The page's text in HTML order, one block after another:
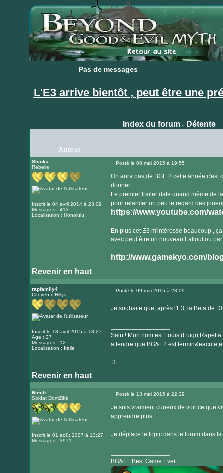
Pas de messages
Pas de messages
L'E3 arrive bientôt , peut être une
Index du forum» Détente
Auteur
Shinka
Rebelle
Inscrit le 04 avril 2014 à 23:09
Messages : 413
Localisation : Honolulu
Posté le 08 mai 2015 à 19:55
On aura pas de BGE 2 cette année c'est
donner
Le premier trailer date quand même de
pour relancer un peu le regard des
https://www.youtube.com/
En plus cet E3 m'intéresse beaucoup ,
avec peut être un nouveau Fallout ou
http://www.gamekyo.com/
Revenir en haut
rapfamily4
Citoyen d'Hillys
Inscrit le 18 avril 2015 à 18:27
Age : 27
Messages : 12
Localisation : Italie
Posté le 09 mai 2015 à 23:09
Je souhaite que, après l'E3, la Beta de
Salut! Mon nom est Louis (Luigi)
attendre que BG&E2 est termin&eacute;e.
:3
Revenir en haut
Nimitz
Soldat DomZifié
Inscrit le 01 août 2007 à 13:27
Messages : 3971
Posté le 13 mai 2015 à 22:29
Je suis vraiment curieux de voir ce que
apprendre plus.
Je déplace le topic dans le forum dans
BG&E :Best Game Ever